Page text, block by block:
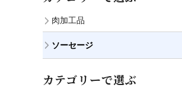
肉加工品
ソーセージ
カテゴリーで選ぶ